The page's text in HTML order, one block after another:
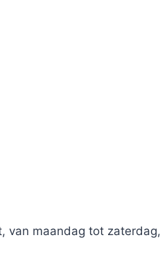
maandag tot